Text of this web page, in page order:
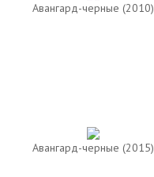
Авангард-черные (2010)
Авангард-черные (2015)